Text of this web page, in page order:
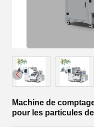
Machine de
pour les particules